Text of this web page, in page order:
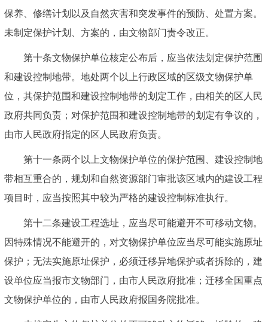
保养、修缮计划以及自然灾害和突发事件的预防、处置方案。
未制定保护计划、方案的，由文物部门责令改正。
第十条文物保护单位核定公布后，应当依法划定保护范围
和建设控制地带。地处两个以上行政区域的区级文物保护单
位，其保护范围和建设控制地带的划定工作，由相关的区人民
政府共同负责；对保护范围和建设控制地带的划定有争议的，
由市人民政府指定的区人民政府负责。
第十一条两个以上文物保护单位的保护范围、建设控制地
带相互重合的，规划和自然资源部门审批该区域内的建设工程
项目时，应当按照其中较为严格的建设控制标准执行。
第十二条建设工程选址，应当尽可能避开不可移动文物。
因特殊情况不能避开的，对文物保护单位应当尽可能实施原址
保护；无法实施原址保护，必须迁移异地保护或者拆除的，建
设单位应当报市文物部门，由市人民政府批准；迁移全国重点
文物保护单位的，由市人民政府报国务院批准。